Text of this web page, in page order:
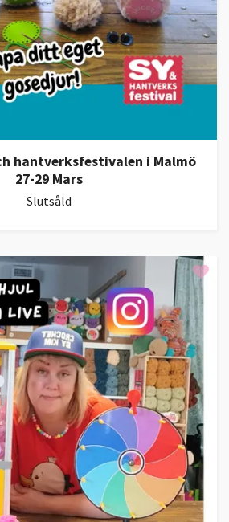
hantverksfestivalen i Malmö
27-29 Mars
Slutsåld